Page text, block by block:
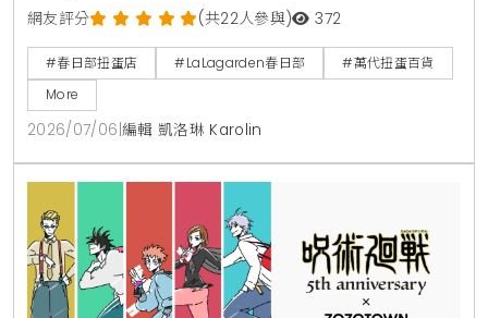
機台，包含蠟筆小新壽司公仔、排球少年等最新萬代熱
門扭蛋商品。引進線上即時庫存查詢系統，並於開幕前
3天推出追蹤社群送棉質束口袋、回收空蛋殼換特製提
袋等好康活動，是東京自由行最新景點。
網友評分 (共22人參與) 372
#春日部扭蛋店 #LaLagarden春日部
#萬代扭蛋百貨
More
2026/07/06 編輯 凱洛琳 Karolin